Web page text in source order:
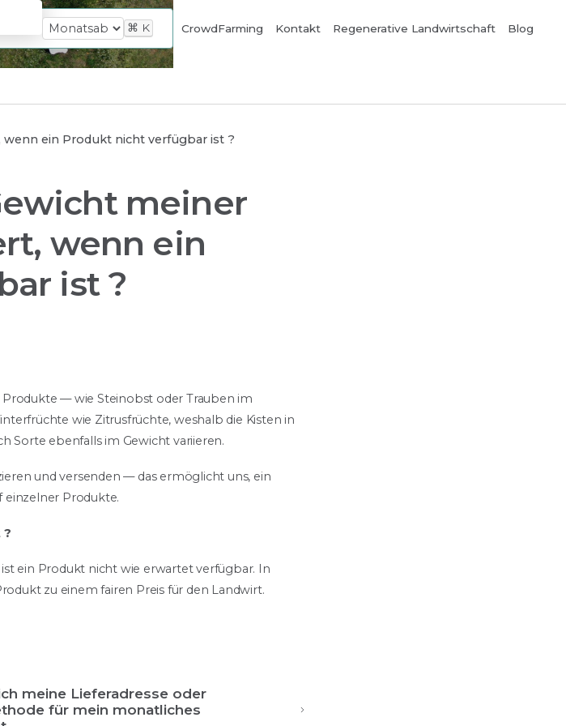
⌘ K CrowdFarming Kontakt Regenerative Landwirtschaft Blog
wenn ein Produkt nicht verfügbar ist ?
meiner
wenn ein
ist ?
Produkte — wie Steinobst oder Trauben im
wie Zitrusfrüchte, weshalb die Kisten in
Sorte ebenfalls im Gewicht variieren.
und versenden — das ermöglicht uns, ein
einzelner Produkte.
?
ein Produkt nicht wie erwartet verfügbar. In
zu einem fairen Preis für den Landwirt.
meine Lieferadresse oder
für mein monatliches